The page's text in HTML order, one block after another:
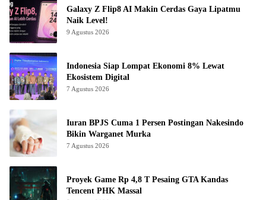
Galaxy Z Flip8 AI Makin Cerdas Gaya Lipatmu
Naik Level!
9 Agustus 2026
Indonesia Siap Lompat Ekonomi 8% Lewat
Ekosistem Digital
7 Agustus 2026
Iuran BPJS Cuma 1 Persen Postingan Nakesindo
Bikin Warganet Murka
7 Agustus 2026
Proyek Game Rp 4,8 T Pesaing GTA Kandas
Tencent PHK Massal